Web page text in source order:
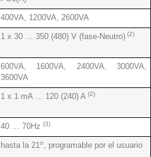
400VA, 1200VA, 2600VA
1 x 30 … 350 (480) V (fase-Neutro) (2)
600VA, 1600VA, 2400VA, 3000VA,
3600VA
1 x 1 mA … 120 (240) A (2)
40 … 70Hz (3)
hasta la 21o, programable por el usuario